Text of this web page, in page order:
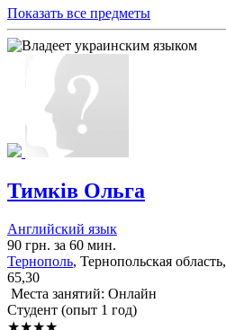
Показать все предметы
Тимків Ольга
Английский язык
90 грн. за 60 мин.
Тернополь, Тернопольская область,
65,30
Места занятий: Онлайн
Cтудент (опыт 1 год)
★★★★